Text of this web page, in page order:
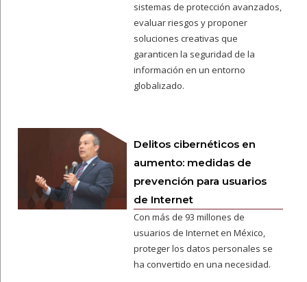
sistemas de protección avanzados,
evaluar riesgos y proponer
soluciones creativas que
garanticen la seguridad de la
información en un entorno
globalizado.
Delitos cibernéticos en
aumento: medidas de
prevención para usuarios
de Internet
Con más de 93 millones de
usuarios de Internet en México,
proteger los datos personales se
ha convertido en una necesidad.